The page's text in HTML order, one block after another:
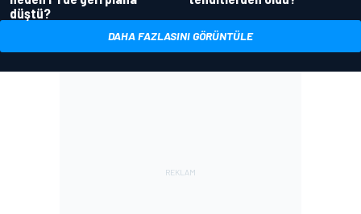
düştü?
DAHA FAZLASINI GÖRÜNTÜLE